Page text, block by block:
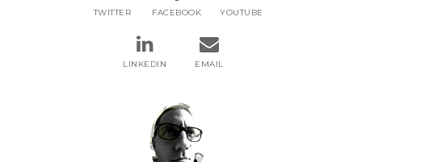
TWITTER FACEBOOK YOUTUBE
LINKEDIN EMAIL